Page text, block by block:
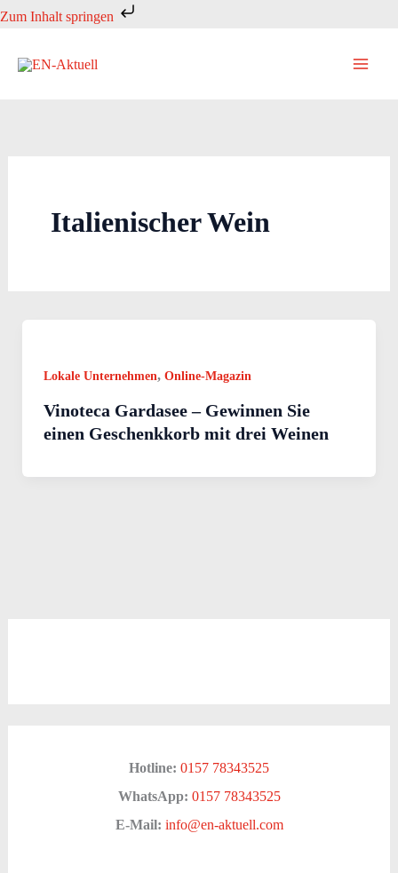
Zum Inhalt springen
Zum
springen
Italienischer Wein
Lokale Unternehmen, Online-Magazin
Vinoteca Gardasee – Gewinnen Sie
einen Geschenkkorb mit drei Weinen
Hotline: 0157 78343525
WhatsApp: 0157 78343525
E-Mail: info@en-aktuell.com